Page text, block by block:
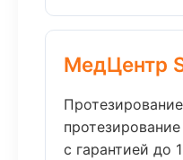
МедЦентр
с гарантией до